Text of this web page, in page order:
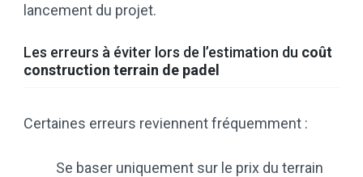
lancement du projet.
Les erreurs à éviter lors de l’estimation du coût
construction terrain de padel
Certaines erreurs reviennent fréquemment :
Se baser uniquement sur le prix du terrain